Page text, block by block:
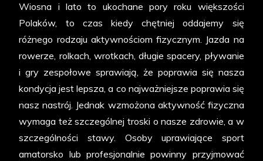
na
stawy
dla
aktywnych
Wiosna i lato to ukochane pory roku większości
Polaków, to czas kiedy chętniej oddajemy się
różnego rodzaju aktywnościom fizycznym. Jazda na
rowerze, rolkach, wrotkach, długie spacery, pływanie
i gry zespołowe sprawiają, że poprawia się nasza
kondycja jest lepsza, a co najważniejsze poprawia się
nasz nastrój. Jednak wzmożona aktywność fizyczna
wymaga też szczególnej troski o nasze zdrowie, a w
szczególności stawy. Osoby uprawiające sport
amatorsko lub profesjonalnie powinny przyjmować